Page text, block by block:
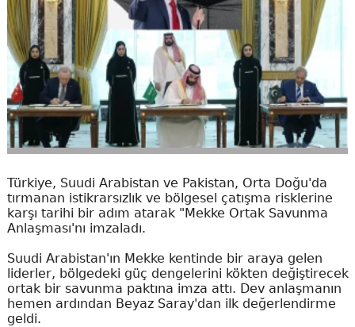
Türkiye, Suudi Arabistan ve Pakistan, Orta Doğu'da
tırmanan istikrarsızlık ve bölgesel çatışma risklerine
karşı tarihi bir adım atarak "Mekke Ortak Savunma
Anlaşması'nı imzaladı.
Suudi Arabistan'ın Mekke kentinde bir araya gelen
liderler, bölgedeki güç dengelerini kökten değiştirecek
ortak bir savunma paktına imza attı. Dev anlaşmanın
hemen ardından Beyaz Saray'dan ilk değerlendirme
geldi.